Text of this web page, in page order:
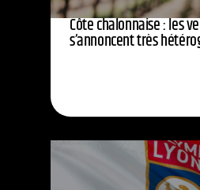
Côte chalonnaise : les
s’annoncent très